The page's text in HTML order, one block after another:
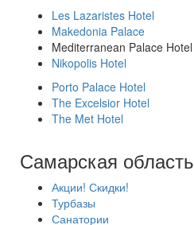
Les Lazaristes Hotel
Makedonia Palace
Mediterranean Palace Hotel
Nikopolis Hotel
Porto Palace Hotel
The Excelsior Hotel
The Met Hotel
Самарская область
Акции! Скидки!
Турбазы
Санатории